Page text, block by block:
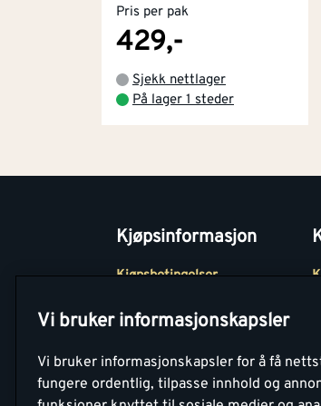
Pris per pak
429,-
Sjekk nettlager
På lager 1 steder
Kjøpsinformasjon
Kjøpsbetingelser
Betaling
Retur- og
angrerettsskjema
Vi bruker informasjonskapsler
Vi bruker informasjonskapsler for å få
fungere ordentlig, tilpasse innhold og